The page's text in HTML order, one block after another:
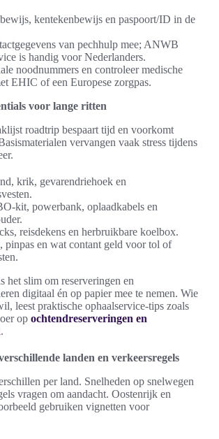
kentekenbewijs en paspoort/ID in de
van pechhulp mee; ANWB
is handig voor Nederlanders.
noodnummers en controleer medische
EHIC of een Europese zorgpas.
voor lange ritten
roadtrip bespaart tijd en voorkomt
vervangen vaak stress tijdens
krik, gevarendriehoek en
kit, powerbank, oplaadkabels en
reisdekens en herbruikbare koelbox.
pinpas en wat contant geld voor tol of
het slim om reserveringen en
digitaal én op papier mee te nemen. Wie
leest praktische ophaalservice-tips zoals
op ochtendreserveringen en
.
landen en verkeersregels
per land. Snelheden op snelwegen
vragen om aandacht. Oostenrijk en
gebruiken vignetten voor